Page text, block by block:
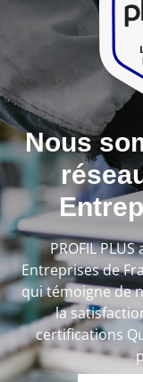
Nous
PROFIL
Entreprises de
qui témoigne de
la
certifications